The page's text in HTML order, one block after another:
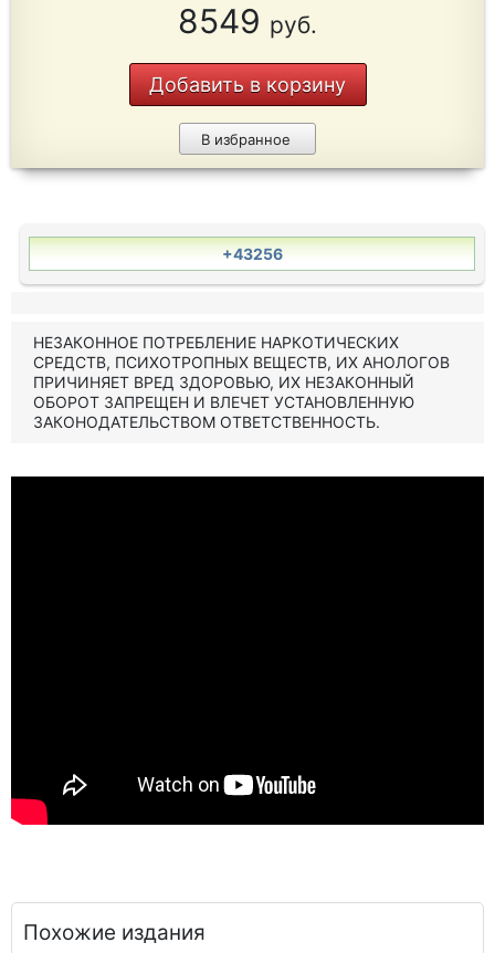
8549 руб.
Добавить в корзину
В избранное
+43256
НЕЗАКОННОЕ ПОТРЕБЛЕНИЕ НАРКОТИЧЕСКИХ
СРЕДСТВ, ПСИХОТРОПНЫХ ВЕЩЕСТВ, ИХ АНОЛОГОВ
ПРИЧИНЯЕТ ВРЕД ЗДОРОВЬЮ, ИХ НЕЗАКОННЫЙ
ОБОРОТ ЗАПРЕЩЕН И ВЛЕЧЕТ УСТАНОВЛЕННУЮ
ЗАКОНОДАТЕЛЬСТВОМ ОТВЕТСТВЕННОСТЬ.
Похожие издания